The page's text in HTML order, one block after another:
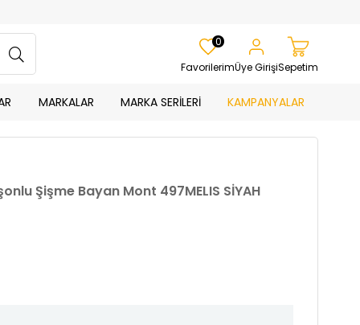
Favorilerim
0
Üye GirişiSepetim
MARKALAR MARKA SERİLERİ KAMPANYALAR
Şişme Bayan Mont 497MELIS SİYAH